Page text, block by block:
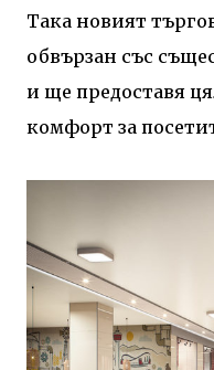
Така новият
обвързан със
и ще предоставя
комфорт за